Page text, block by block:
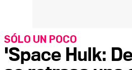
'Space Hulk:
SÓLO UN POCO